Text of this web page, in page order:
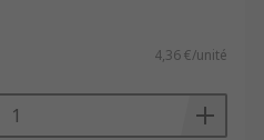
4,36 €/unité